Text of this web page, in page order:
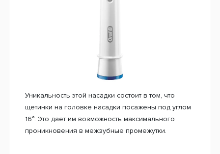
Уникальность этой насадки состоит в том, что
щетинки на головке насадки посажены под углом
16°. Это дает им возможность максимального
проникновения в межзубные промежутки.